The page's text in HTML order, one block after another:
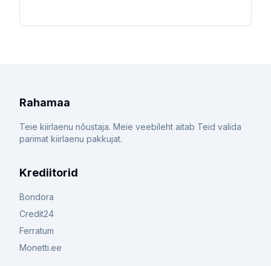
Rahamaa
Teie kiirlaenu nõustaja. Meie veebileht aitab Teid valida
parimat kiirlaenu pakkujat.
Krediitorid
Bondora
Credit24
Ferratum
Monetti.ee